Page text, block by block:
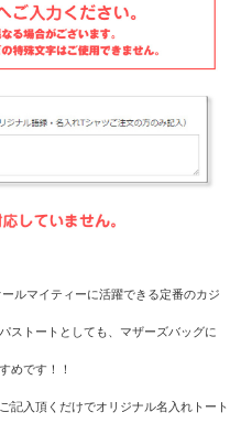
ルマイティーに活躍できる定番のカジ
ストートとしても、マザーズバッグに
めです！！
記入頂くだけでオリジナル名入れトート